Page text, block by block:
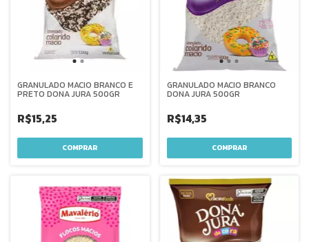
GRANULADO MACIO BRANCO E
PRETO DONA JURA 500GR
R$15,25
GRANULADO MACIO BRANCO
DONA JURA 500GR
R$14,35